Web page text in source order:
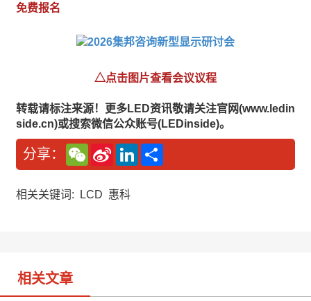
免费报名
△点击图片查看会议议程
转载请标注来源！更多LED资讯敬请关注官网(www.ledin
side.cn)或搜索微信公众账号(LEDinside)。
分享：
W
e
C
a
S
n
W
L
n
相关关键词: LCD 惠科
相关文章